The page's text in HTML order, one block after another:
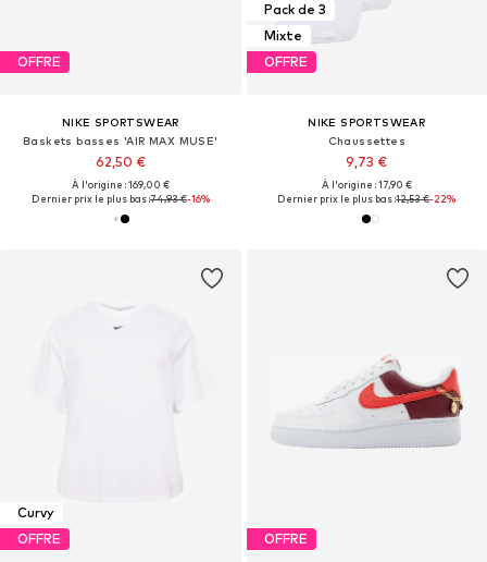
OFFRE
NIKE SPORTSWEAR
Baskets basses 'AIR MAX MUSE'
62,50 €
À l'origine : 169,00 €
Dernier prix le plus bas :74,93 €-16%
Pack de 3
Mixte
OFFRE
NIKE SPORTSWEAR
Chaussettes
9,73 €
À l'origine : 17,90 €
Dernier prix le plus bas :12,53 €-22%
Curvy
OFFRE
OFFRE